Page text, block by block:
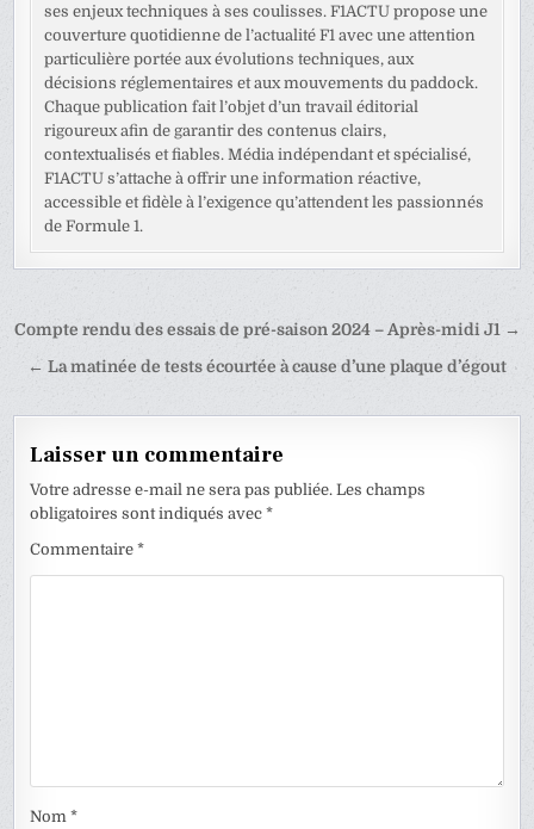
ses enjeux techniques à ses coulisses. F1ACTU propose une
couverture quotidienne de l’actualité F1 avec une attention
particulière portée aux évolutions techniques, aux
décisions réglementaires et aux mouvements du paddock.
Chaque publication fait l’objet d’un travail éditorial
rigoureux afin de garantir des contenus clairs,
contextualisés et fiables. Média indépendant et spécialisé,
F1ACTU s’attache à offrir une information réactive,
accessible et fidèle à l’exigence qu’attendent les passionnés
de Formule 1.
Navigation
de
Compte rendu des essais de pré-saison 2024 – Après-midi J1 →
← La matinée de tests écourtée à cause d’une plaque d’égout
Laisser un commentaire
Votre adresse e-mail ne sera pas publiée. Les champs
obligatoires sont indiqués avec*
Commentaire*
Nom*